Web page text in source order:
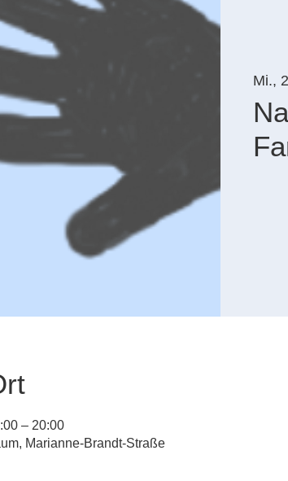
Mi.,
– 20:00
Marianne-Brandt-Straße